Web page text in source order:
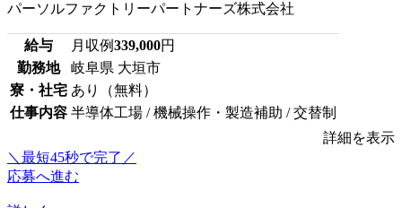
パーソルファクトリーパートナーズ株式会社
給与 月収例339,000円
勤務地
岐阜県 大垣市
寮・社宅 あり（無料）
仕事内容 半導体工場 / 機械操作・製造補助 / 交替制
詳細を表示
＼最短45秒で完了／
応募へ進む